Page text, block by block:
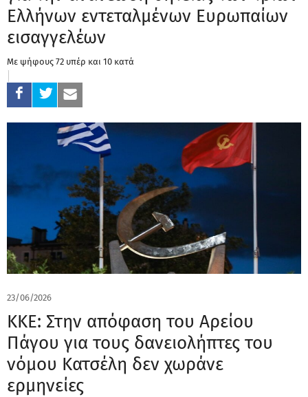
Ελλήνων εντεταλμένων Ευρωπαίων
εισαγγελέων
Με ψήφους 72 υπέρ και 10 κατά
23/06/2026
ΚΚΕ: Στην απόφαση του Αρείου
Πάγου για τους δανειολήπτες του
νόμου Κατσέλη δεν χωράνε
ερμηνείες